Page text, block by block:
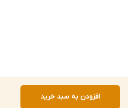
افزودن به سبد خرید